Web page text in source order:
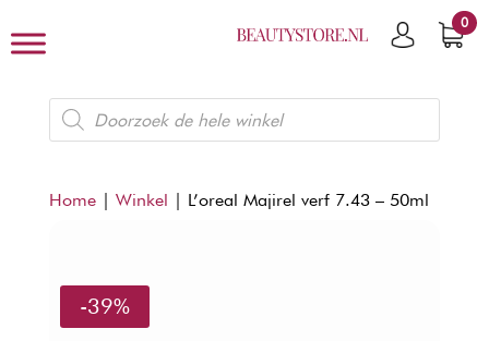
0
Producten
zoeken
Home| Winkel | L’oreal Majirel verf 7.43 – 50ml
-39%